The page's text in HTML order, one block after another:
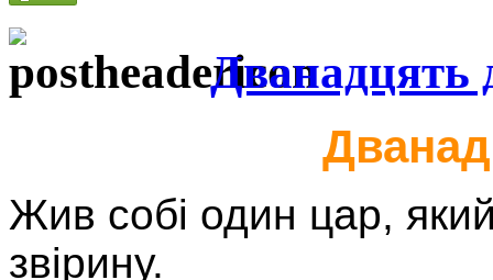
Дванадцять
Жив собі один цар,
звірину.